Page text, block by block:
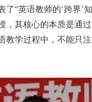
“英语教师的‘跨界’
其核心的本质是通
学过程中，不能只